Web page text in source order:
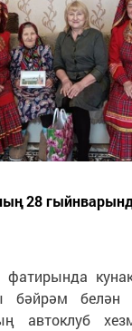
28
бәйрәм белән
автоклуб